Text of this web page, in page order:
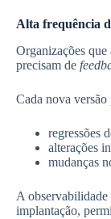
Alta frequência
Organizações
precisam de
Cada nova
regressões
alterações
mudanças
A observabilidade
implantação,